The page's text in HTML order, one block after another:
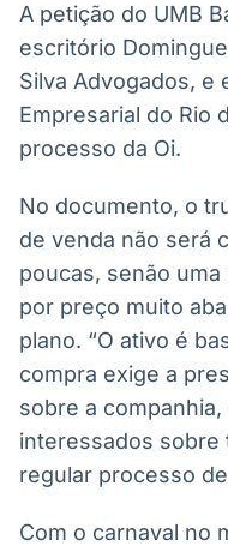
A petição do UMB
escritório
Silva Advogados, e
Empresarial do Rio
processo da Oi.
No documento, o
de venda não será
poucas, senão
por preço muito
plano. “O ativo é
compra exige a
sobre a
interessados sobre
regular processo
Com o carnaval no